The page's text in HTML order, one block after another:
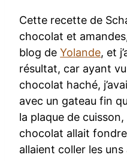
Cette recette de
chocolat et
blog deYolande, et
résultat, car ayant
chocolat haché,
avec un gateau fin
la plaque de cuisson,
chocolat allait
allaient coller les